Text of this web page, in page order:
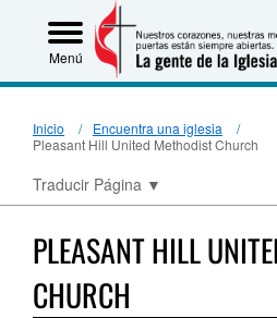
Menú
Inicio
Encuentra una iglesia
Pleasant Hill United Methodist Church
Traducir Página ▼
PLEASANT HILL
CHURCH